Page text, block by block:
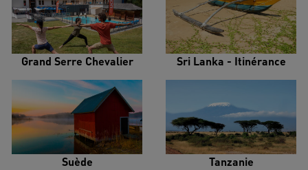
Grand Serre Chevalier Sri Lanka - Itinérance
Suède Tanzanie